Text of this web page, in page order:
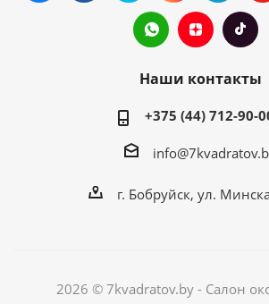
Наши контакты
+375 (44) 712-90-
г. Бобруйск, ул.
2026 © 7kvadratov.by - Салон